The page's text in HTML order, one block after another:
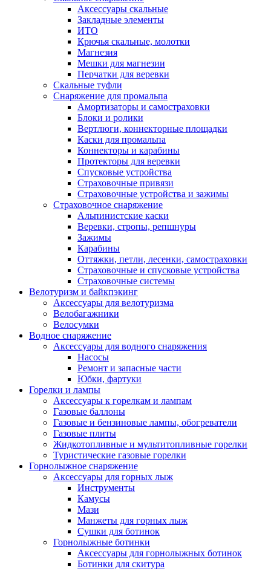
Аксессуары скальные
Закладные элементы
ИТО
Крючья скальные, молотки
Магнезия
Мешки для магнезии
Перчатки для веревки
Скальные туфли
Снаряжение для промальпа
Амортизаторы и самостраховки
Блоки и ролики
Вертлюги, коннекторные площадки
Каски для промальпа
Коннекторы и карабины
Протекторы для веревки
Спусковые устройства
Страховочные привязи
Страховочные устройства и зажимы
Страховочное снаряжение
Альпинистские каски
Веревки, стропы, репшнуры
Зажимы
Карабины
Оттяжки, петли, лесенки, самостраховки
Страховочные и спусковые устройства
Страховочные системы
Велотуризм и байкпэкинг
Аксессуары для велотуризма
Велобагажники
Велосумки
Водное снаряжение
Аксессуары для водного снаряжения
Насосы
Ремонт и запасные части
Юбки, фартуки
Горелки и лампы
Аксессуары к горелкам и лампам
Газовые баллоны
Газовые и бензиновые лампы, обогреватели
Газовые плиты
Жидкотопливные и мультитопливные горелки
Туристические газовые горелки
Горнолыжное снаряжение
Аксессуары для горных лыж
Инструменты
Камусы
Мази
Манжеты для горных лыж
Сушки для ботинок
Горнолыжные ботинки
Аксессуары для горнолыжных ботинок
Ботинки для скитура